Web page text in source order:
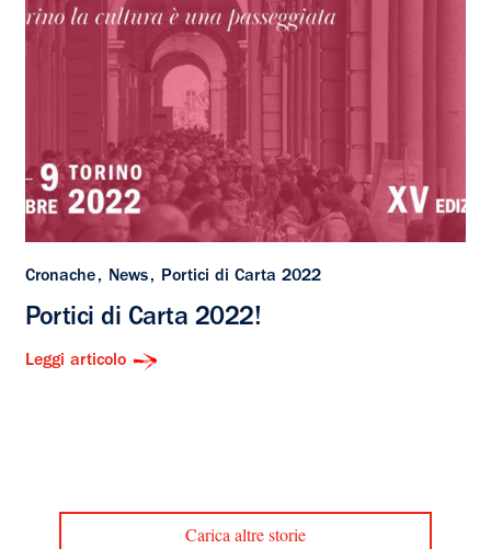
Cronache News Portici di Carta 2022
Portici di Carta 2022!
Leggi articolo
Carica altre storie